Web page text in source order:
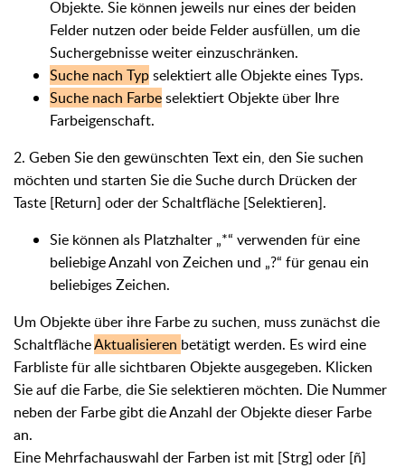
Objekte. Sie können jeweils nur eines der beiden
Felder nutzen oder beide Felder ausfüllen, um die
Suchergebnisse weiter einzuschränken.
Suche nach Typselektiert alle Objekte eines Typs.
Suche nach Farbeselektiert Objekte über Ihre
Farbeigenschaft.
2. Geben Sie den gewünschten Text ein, den Sie suchen
möchten und starten Sie die Suche durch Drücken der
Taste [Return] oder der Schaltfläche [Selektieren].
Sie können als Platzhalter „*“ verwenden für eine
beliebige Anzahl von Zeichen und „?“ für genau ein
beliebiges Zeichen.
Um Objekte über ihre Farbe zu suchen, muss zunächst die
SchaltflächeAktualisieren betätigt werden. Es wird eine
Farbliste für alle sichtbaren Objekte ausgegeben. Klicken
Sie auf die Farbe, die Sie selektieren möchten. Die Nummer
neben der Farbe gibt die Anzahl der Objekte dieser Farbe
an.
Eine Mehrfachauswahl der Farben ist mit [Strg] oder [ñ]